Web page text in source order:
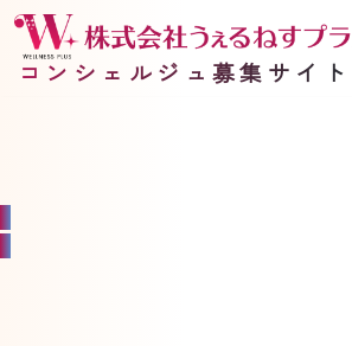
コンシェルジュ募集サイト